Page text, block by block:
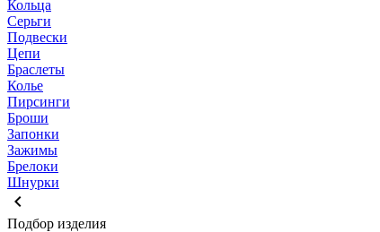
Кольца
Серьги
Подвески
Цепи
Браслеты
Колье
Пирсинги
Броши
Запонки
Зажимы
Брелоки
Шнурки
keyboard_arrow_left
Подбор изделия